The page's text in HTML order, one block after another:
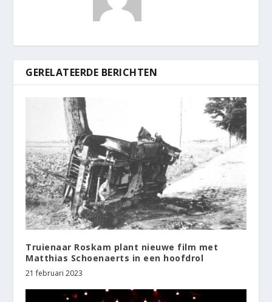
GERELATEERDE BERICHTEN
Truienaar Roskam plant nieuwe film met
Matthias Schoenaerts in een hoofdrol
21 februari 2023